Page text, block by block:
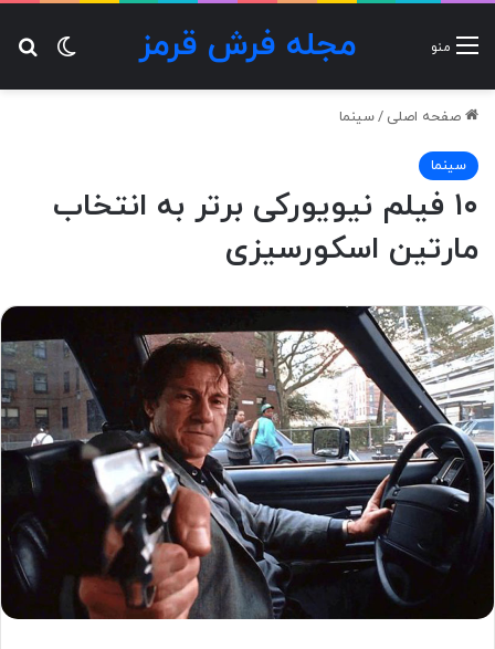
مجله فرش قرمز منو
صفحه اصلی /سینما
سینما
۱۰ فیلم نیویورکی برتر به انتخاب
مارتین اسکورسیزی